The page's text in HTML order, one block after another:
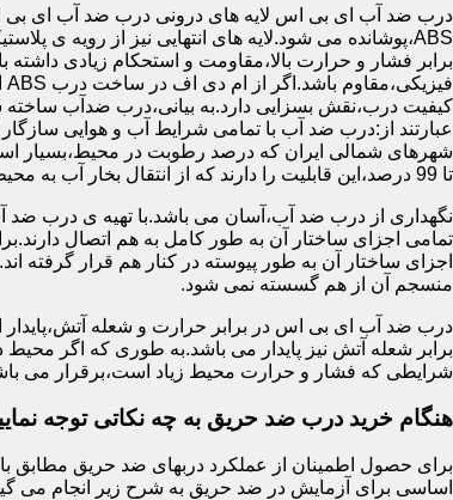
درب ضد آب ای بی اس لایه های درونی درب ضد آب ای بی
کیفیت درب،نقش بسزایی دارد.به بیانی،درب ضدآب
عبارتند از:درب ضد آب با تمامی شرایط آب و هوایی
تا 99 درصد،این قابلیت را دارند که از انتقال بخار آب به محیط،جلوگیری کنند.
نگهداری از درب ضد آب،آسان می باشد.با تهیه ی درب ضد
تمامی اجزای ساختار آن به طور کامل به هم اتصال
اجزای ساختار آن به طور پیوسته در کنار هم قرار گرفته
منسجم آن از هم گسسته نمی شود.
درب ضد آب ای بی اس در برابر حرارت و شعله
برابر شعله آتش نیز پایدار می باشد.به طوری که اگر
شرایطی که فشار و حرارت محیط زیاد است،برقرار می
هنگام خرید درب ضد حریق به چه نکاتی توجه
اساسی برای آزمایش در ضد حریق به شرح زیر انجام می